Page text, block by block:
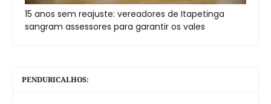
15 anos sem reajuste: vereadores de Itapetinga
sangram assessores para garantir os vales
PENDURICALHOS: